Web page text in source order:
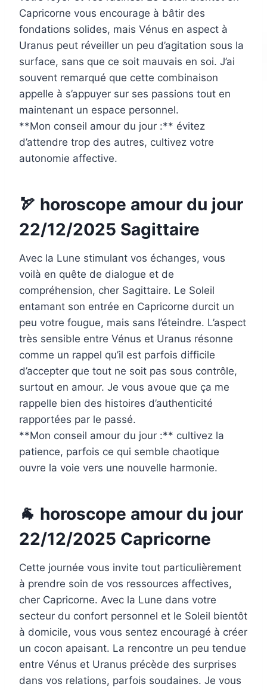
Capricorne vous encourage à bâtir des
fondations solides, mais Vénus en aspect à
Uranus peut réveiller un peu d’agitation sous la
surface, sans que ce soit mauvais en soi. J’ai
souvent remarqué que cette combinaison
appelle à s’appuyer sur ses passions tout en
maintenant un espace personnel.
**Mon conseil amour du jour :** évitez
d’attendre trop des autres, cultivez votre
autonomie affective.
🏹 horoscope amour du jour
22/12/2025 Sagittaire
Avec la Lune stimulant vos échanges, vous
voilà en quête de dialogue et de
compréhension, cher Sagittaire. Le Soleil
entamant son entrée en Capricorne durcit un
peu votre fougue, mais sans l’éteindre. L’aspect
très sensible entre Vénus et Uranus résonne
comme un rappel qu’il est parfois difficile
d’accepter que tout ne soit pas sous contrôle,
surtout en amour. Je vous avoue que ça me
rappelle bien des histoires d’authenticité
rapportées par le passé.
**Mon conseil amour du jour :** cultivez la
patience, parfois ce qui semble chaotique
ouvre la voie vers une nouvelle harmonie.
🐐 horoscope amour du jour
22/12/2025 Capricorne
Cette journée vous invite tout particulièrement
à prendre soin de vos ressources affectives,
cher Capricorne. Avec la Lune dans votre
secteur du confort personnel et le Soleil bientôt
à domicile, vous vous sentez encouragé à créer
un cocon apaisant. La rencontre un peu tendue
entre Vénus et Uranus précède des surprises
dans vos relations, parfois soudaines. Je vous